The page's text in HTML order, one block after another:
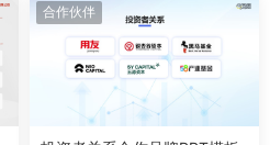
合作伙伴